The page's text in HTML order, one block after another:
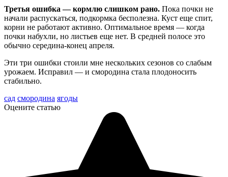
Третья ошибка — кормлю слишком рано. Пока почки не
начали распускаться, подкормка бесполезна. Куст еще спит,
корни не работают активно. Оптимальное время — когда
почки набухли, но листьев еще нет. В средней полосе это
обычно середина-конец апреля.
Эти три ошибки стоили мне нескольких сезонов со слабым
урожаем. Исправил — и смородина стала плодоносить
стабильно.
сад смородина ягоды
Оцените статью